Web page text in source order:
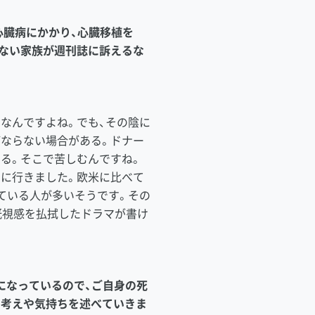
病にかかり、心臓移植を
い家族が週刊誌に訴えるな
ですよね。でも、その陰に
らない場合がある。ドナー
そこで苦しむんですね。
行きました。欧米に比べて
いる人が多いそうです。その
感を払拭したドラマが書け
っているので、ご自身の死
えや気持ちを述べていきま